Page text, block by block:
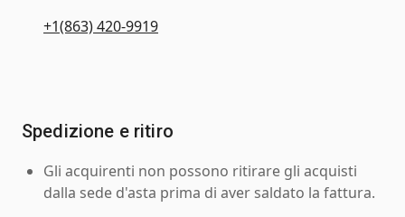
+1(863) 420-9919
Spedizione e ritiro
Gli acquirenti non possono ritirare gli acquisti
dalla sede d'asta prima di aver saldato la fattura.